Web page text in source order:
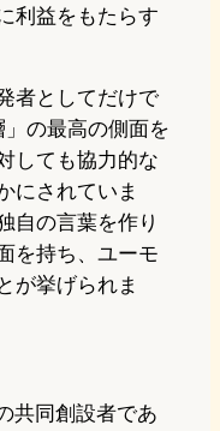
利益をもたらす
者としてだけで
の最高の側面を
しても協力的な
にされていま
自の言葉を作り
を持ち、ユーモ
が挙げられま
共同創設者であ